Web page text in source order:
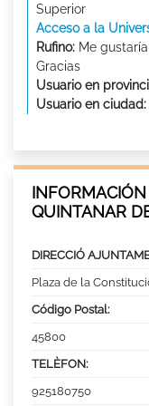
Superior
Acceso a la
Rufino: Me
Gracias
Usuario en
Usuario en ciudad:
QUINTANAR
DIRECCIÓ
Plaza de la
Código Postal:
45800
TELÈFON:
925180750